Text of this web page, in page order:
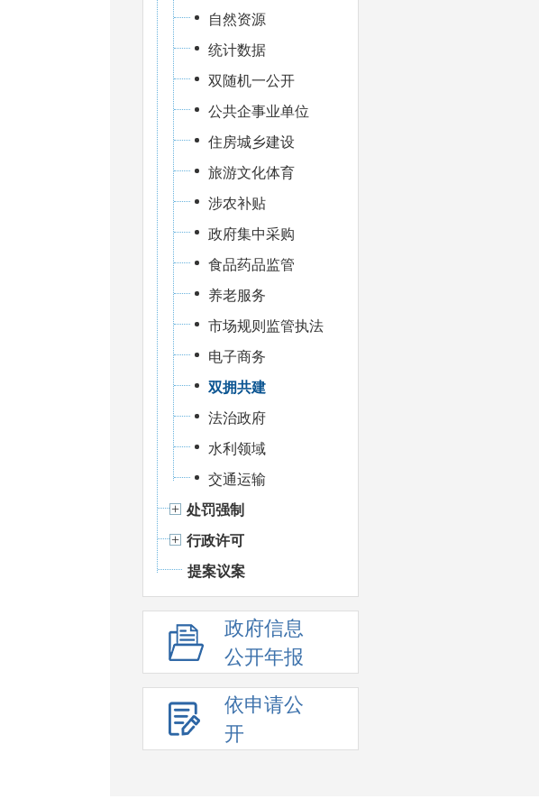
自然资源
统计数据
双随机一公开
公共企事业单位
住房城乡建设
旅游文化体育
涉农补贴
政府集中采购
食品药品监管
养老服务
市场规则监管执法
电子商务
双拥共建
法治政府
水利领域
交通运输
处罚强制
行政许可
提案议案
政府信息
公开年报
依申请公
开